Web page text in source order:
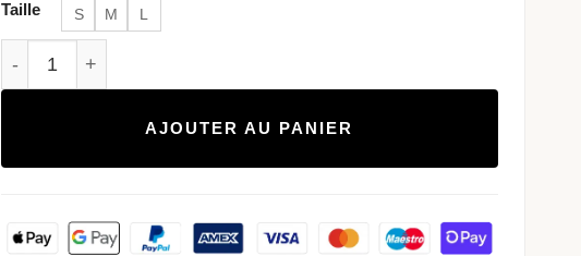
Taille S M L
quantité de Combishort Hipster Manches Longues Femme
AJOUTER AU PANIER